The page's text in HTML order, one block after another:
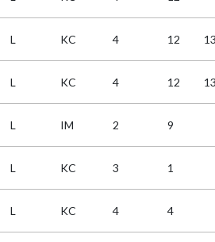
L KC 4 12
L KC 4 12
L IM 2 9
L KC 3 1
L KC 4 4